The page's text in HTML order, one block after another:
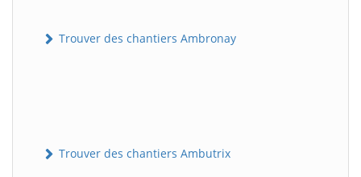
Trouver des chantiers Ambronay
Trouver des chantiers Ambutrix